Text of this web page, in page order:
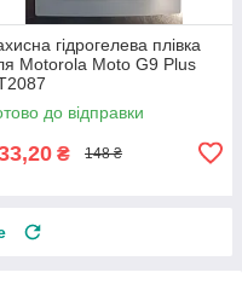
гідрогелева плівка
Motorola Moto G9 Plus
до відправки
₴ 148 ₴